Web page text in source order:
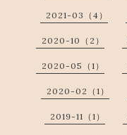
2021-03（4）
2020-10（2）
2020-05（1）
2020-02（1）
2019-11（1）